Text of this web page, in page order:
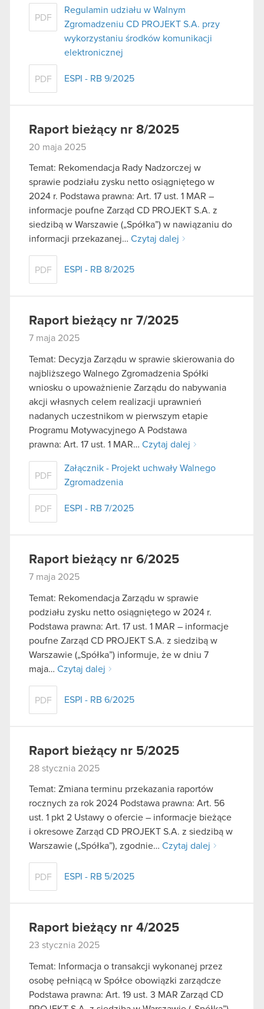
PDF
Regulamin udziału w Walnym
Zgromadzeniu CD PROJEKT S.A. przy
wykorzystaniu środków komunikacji
elektronicznej
PDF ESPI - RB 9/2025
Raport bieżący nr 8/2025
20 maja 2025
Temat: Rekomendacja Rady Nadzorczej w
sprawie podziału zysku netto osiągniętego w
2024 r. Podstawa prawna: Art. 17 ust. 1 MAR –
informacje poufne Zarząd CD PROJEKT S.A. z
siedzibą w Warszawie („Spółka”) w nawiązaniu do
informacji przekazanej… Czytaj dalej
PDF ESPI - RB 8/2025
Raport bieżący nr 7/2025
7 maja 2025
Temat: Decyzja Zarządu w sprawie skierowania do
najbliższego Walnego Zgromadzenia Spółki
wniosku o upoważnienie Zarządu do nabywania
akcji własnych celem realizacji uprawnień
nadanych uczestnikom w pierwszym etapie
Programu Motywacyjnego A Podstawa
prawna: Art. 17 ust. 1 MAR… Czytaj dalej
PDF
Załącznik - Projekt uchwały Walnego
Zgromadzenia
PDF ESPI - RB 7/2025
Raport bieżący nr 6/2025
7 maja 2025
Temat: Rekomendacja Zarządu w sprawie
podziału zysku netto osiągniętego w 2024 r.
Podstawa prawna: Art. 17 ust. 1 MAR – informacje
poufne Zarząd CD PROJEKT S.A. z siedzibą w
Warszawie („Spółka”) informuje, że w dniu 7
maja… Czytaj dalej
PDF ESPI - RB 6/2025
Raport bieżący nr 5/2025
28 stycznia 2025
Temat: Zmiana terminu przekazania raportów
rocznych za rok 2024 Podstawa prawna: Art. 56
ust. 1 pkt 2 Ustawy o ofercie – informacje bieżące
i okresowe Zarząd CD PROJEKT S.A. z siedzibą w
Warszawie („Spółka”), zgodnie… Czytaj dalej
PDF ESPI - RB 5/2025
Raport bieżący nr 4/2025
23 stycznia 2025
Temat: Informacja o transakcji wykonanej przez
osobę pełniącą w Spółce obowiązki zarządcze
Podstawa prawna: Art. 19 ust. 3 MAR Zarząd CD